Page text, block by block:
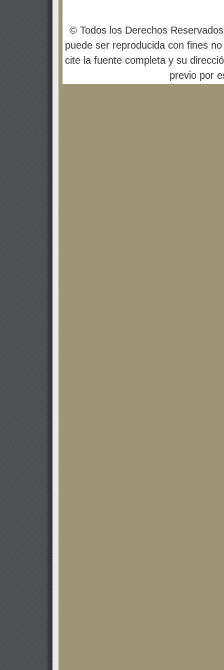
© Todos los Derechos
puede ser reproducida con fines
cite la fuente completa y su
previo por